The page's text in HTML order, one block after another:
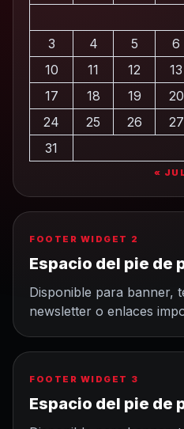
3
4 5 6
10
11 12 13
17
18 19 20
24
25 26 27
31
«
FOOTER WIDGET 2
Espacio del pie de
Disponible para banner,
newsletter o enlaces
FOOTER WIDGET 3
Espacio del pie de